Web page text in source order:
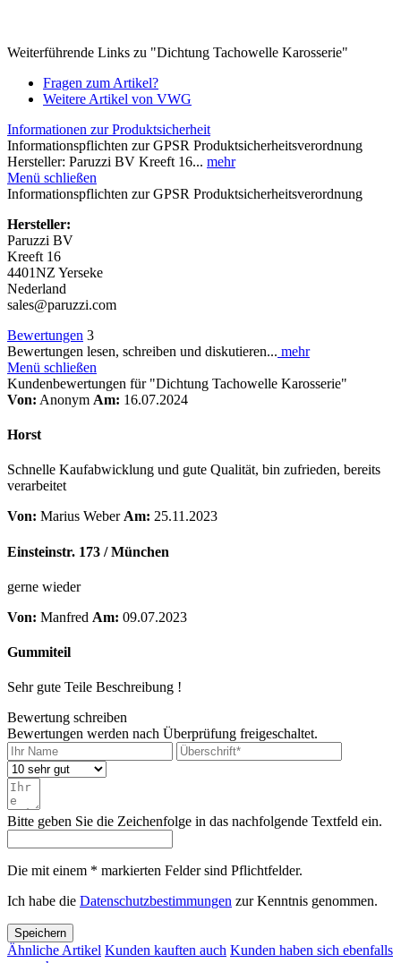
Weiterführende Links zu "Dichtung Tachowelle Karosserie"
Fragen zum Artikel?
Weitere Artikel von VWG
Informationen zur Produktsicherheit
Informationspflichten zur GPSR Produktsicherheitsverordnung
Hersteller: Paruzzi BV Kreeft 16... mehr
Menü schließen
Informationspflichten zur GPSR Produktsicherheitsverordnung
Hersteller:
Paruzzi BV
Kreeft 16
4401NZ Yerseke
Nederland
sales@paruzzi.com
Bewertungen 3
Bewertungen lesen, schreiben und diskutieren... mehr
Menü schließen
Kundenbewertungen für "Dichtung Tachowelle Karosserie"
Von: Anonym Am: 16.07.2024
Horst
Schnelle Kaufabwicklung und gute Qualität, bin zufrieden, bereits
verarbeitet
Von: Marius Weber Am: 25.11.2023
Einsteinstr. 173 / München
gerne wieder
Von: Manfred Am: 09.07.2023
Gummiteil
Sehr gute Teile Beschreibung !
Bewertung schreiben
Bewertungen werden nach Überprüfung freigeschaltet.
Bitte geben Sie die Zeichenfolge in das nachfolgende Textfeld ein.
Die mit einem * markierten Felder sind Pflichtfelder.
Ich habe die Datenschutzbestimmungen zur Kenntnis genommen.
Speichern
Ähnliche Artikel Kunden kauften auch Kunden haben sich ebenfalls